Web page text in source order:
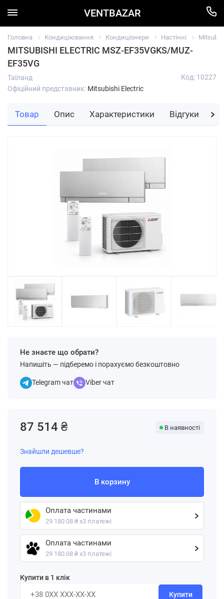
VENTBAZAR
Головна Кондиціювання Кондиціонери Настінні
MITSUBISHI ELECTRIC MSZ-EF35VGKS/MUZ-
EF35VG
Таїланд
Офіційний представник: Mitsubishi Electric
Код: 10227
Не знаєте що обрати?
Напишіть — підберемо і порахуємо безкоштовно
Telegram чат Viber чат
87 514 ₴ В наявності
Знайшли дешевше?
В корзину
Оплата частинами
29 180.08 ₴ х3 платежі
Оплата частинами
29 180.08 ₴ х3 платежі
Купити в 1 клік
Купити
Товар Опис Характеристики Відгуки